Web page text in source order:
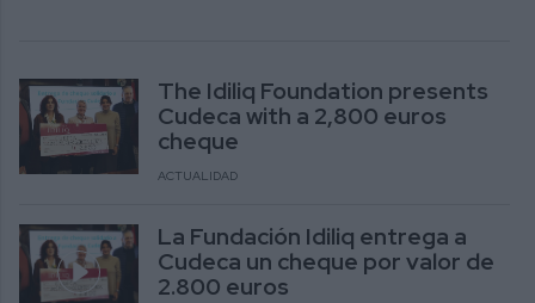
The Idiliq Foundation presents
Cudeca with a 2,800 euros
cheque
ACTUALIDAD
La Fundación Idiliq entrega a
Cudeca un cheque por valor de
2.800 euros